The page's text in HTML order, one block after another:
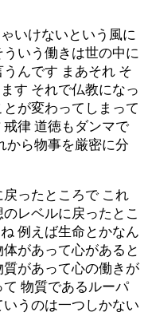
いけないという風に
いう働きは世の中に
んです まあそれ そ
す それで仏教になっ
が変わってしまって
律 道徳もダンマで
から物事を厳密に分
ったところで これ
レベルに戻ったとこ
例えば生命とかなん
があって心があると
があって心の働きが
物質であるルーパ
うのは一つしかない